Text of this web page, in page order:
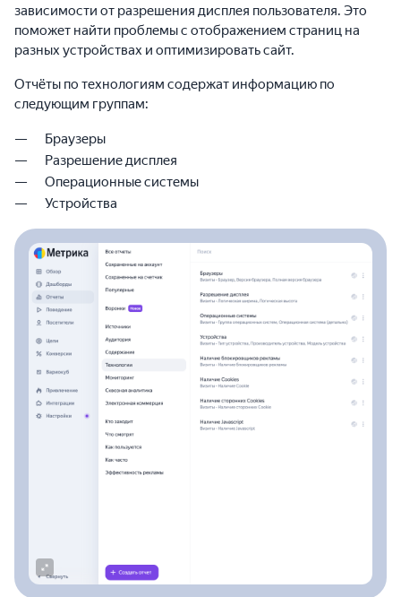
зависимости от разрешения дисплея пользователя. Это
поможет найти проблемы с отображением страниц на
разных устройствах и оптимизировать сайт.
Отчёты по технологиям содержат информацию по
следующим группам:
Браузеры
Разрешение дисплея
Операционные системы
Устройства